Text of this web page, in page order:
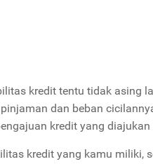
kredit tentu tidak asing
dan beban
kredit yang
kredit yang kamu miliki,